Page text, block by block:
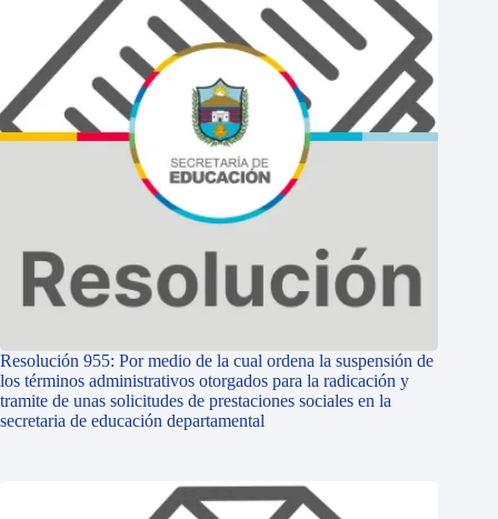
Resolución 955: Por medio de la cual ordena la suspensión de
los términos administrativos otorgados para la radicación y
tramite de unas solicitudes de prestaciones sociales en la
secretaria de educación departamental